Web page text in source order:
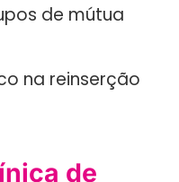
de mútua
na reinserção
de